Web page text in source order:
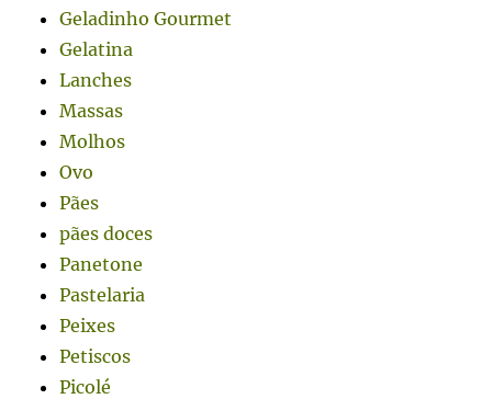
Geladinho Gourmet
Gelatina
Lanches
Massas
Molhos
Ovo
Pães
pães doces
Panetone
Pastelaria
Peixes
Petiscos
Picolé